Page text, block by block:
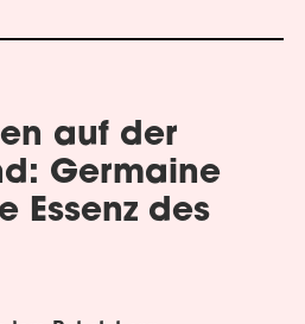
auf der
Germaine
Essenz des